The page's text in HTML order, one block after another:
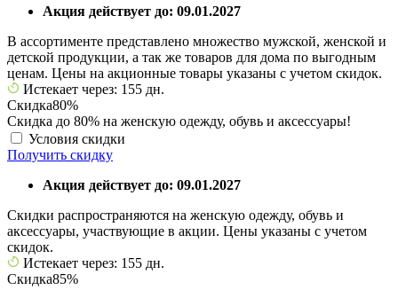
Акция действует до: 09.01.2027
В ассортименте представлено множество мужской, женской и
детской продукции, а так же товаров для дома по выгодным
ценам. Цены на акционные товары указаны с учетом скидок.
Истекает через: 155 дн.
Скидка80%
Скидка до 80% на женскую одежду, обувь и аксессуары!
Условия скидки
Получить скидку
Акция действует до: 09.01.2027
Скидки распространяются на женскую одежду, обувь и
аксессуары, участвующие в акции. Цены указаны с учетом
скидок.
Истекает через: 155 дн.
Скидка85%